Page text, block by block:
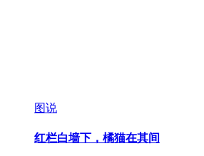
图说
红栏白墙下，橘猫在其间